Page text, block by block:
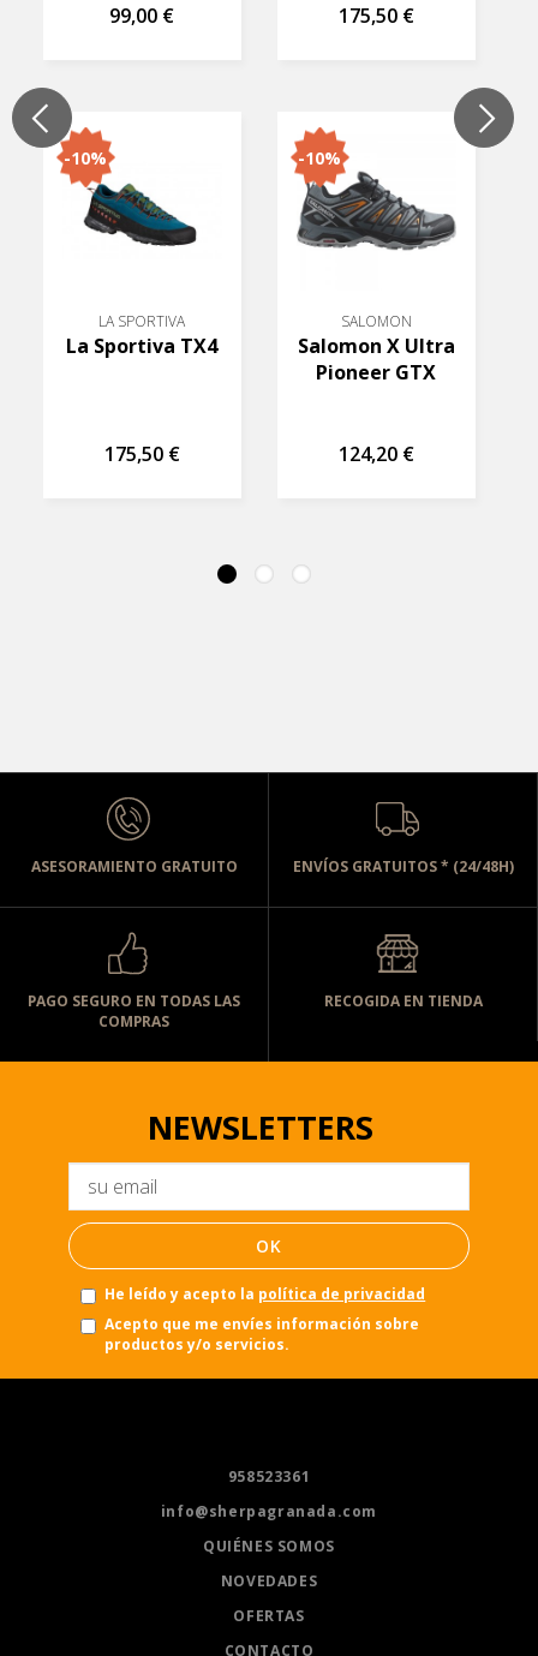
99,00 € 175,50 €
-10%
LA SPORTIVA
La Sportiva TX4
175,50 €
-10%
SALOMON
Salomon X Ultra
Pioneer GTX
124,20 €
ASESORAMIENTO GRATUITO ENVÍOS GRATUITOS * (24/48H)
PAGO SEGURO EN TODAS LAS
COMPRAS
RECOGIDA EN TIENDA
NEWSLETTERS
OK
He leído y acepto la política de privacidad
Acepto que me envíes información sobre
productos y/o servicios.
958523361
info@sherpagranada.com
QUIÉNES SOMOS
NOVEDADES
OFERTAS
CONTACTO